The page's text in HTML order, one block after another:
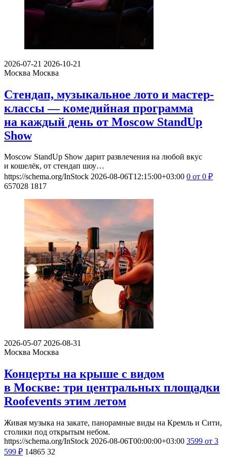
2026-07-21 2026-10-21
Москва Москва
Стендап, музыкальное лото и мастер-
классы — комедийная программа
на каждый день от Moscow StandUp
Show
Moscow StandUp Show дарит развлечения на любой вкус
и кошелёк, от стендап шоу…
https://schema.org/InStock 2026-08-06T12:15:00+03:00 0 от 0 ₽
657028 1817
2026-05-07 2026-08-31
Москва Москва
Концерты на крыше с видом
в Москве: три центральных площадки
Roofevents этим летом
Живая музыка на закате, панорамные виды на Кремль и Сити,
столики под открытым небом.
https://schema.org/InStock 2026-08-06T00:00:00+03:00 3599 от 3
599 ₽ 14865 32